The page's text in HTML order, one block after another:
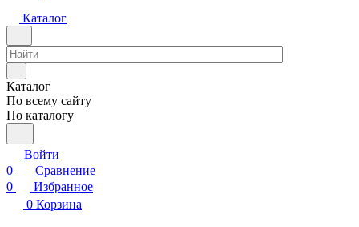
Каталог
Каталог
По всему сайту
По каталогу
Войти
0
Сравнение
0
Избранное
0 Корзина